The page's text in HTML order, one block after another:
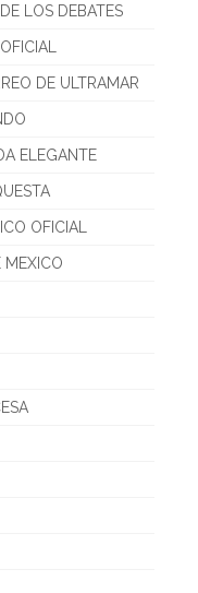
LOS DEBATES
DE ULTRAMAR
ELEGANTE
OFICIAL
MEXICO